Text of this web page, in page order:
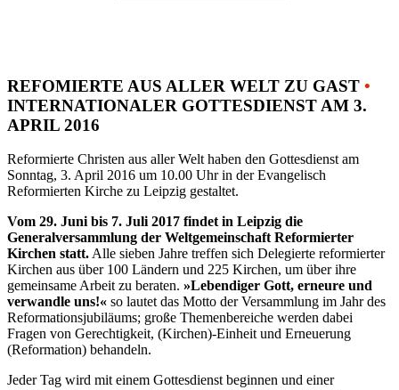
REFOMIERTE AUS ALLER WELT ZU GAST •
INTERNATIONALER GOTTESDIENST AM 3.
APRIL 2016
Reformierte Christen aus aller Welt haben den Gottesdienst am
Sonntag, 3. April 2016 um 10.00 Uhr in der Evangelisch
Reformierten Kirche zu Leipzig gestaltet.
Vom 29. Juni bis 7. Juli 2017 findet in Leipzig die
Generalversammlung der Weltgemeinschaft Reformierter
Kirchen statt.Alle sieben Jahre treffen sich Delegierte reformierter
Kirchen aus über 100 Ländern und 225 Kirchen, um über ihre
gemeinsame Arbeit zu beraten. »Lebendiger Gott, erneure und
verwandle uns!« so lautet das Motto der Versammlung im Jahr des
Reformationsjubiläums; große Themenbereiche werden dabei
Fragen von Gerechtigkeit, (Kirchen)-Einheit und Erneuerung
(Reformation) behandeln.
Jeder Tag wird mit einem Gottesdienst beginnen und einer